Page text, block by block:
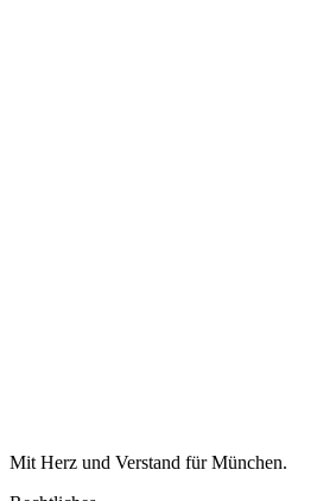
Mit Herz und Verstand für München.